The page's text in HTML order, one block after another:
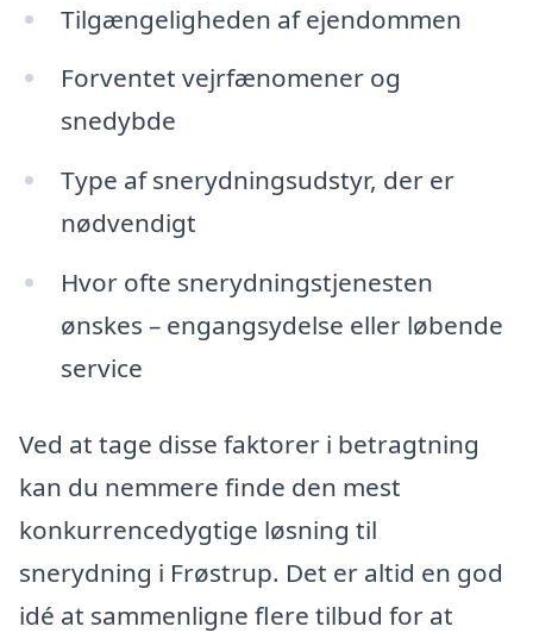
Tilgængeligheden af ejendommen
Forventet vejrfænomener og
snedybde
Type af snerydningsudstyr, der er
nødvendigt
Hvor ofte snerydningstjenesten
ønskes – engangsydelse eller løbende
service
Ved at tage disse faktorer i betragtning
kan du nemmere finde den mest
konkurrencedygtige løsning til
snerydning i Frøstrup. Det er altid en god
idé at sammenligne flere tilbud for at